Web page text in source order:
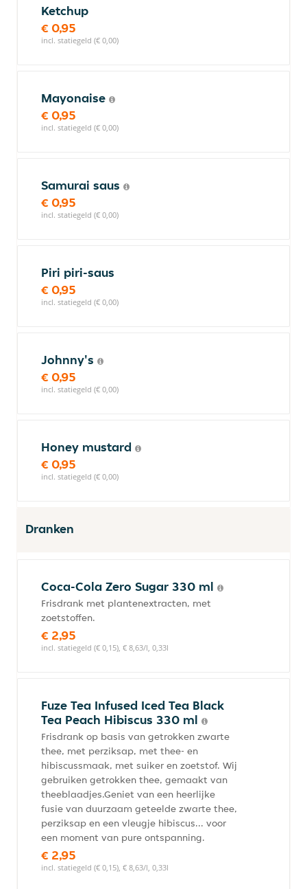
Ketchup
€ 0,95
incl. statiegeld (€ 0,00)
Mayonaise
€ 0,95
incl. statiegeld (€ 0,00)
Samurai saus
€ 0,95
incl. statiegeld (€ 0,00)
Piri piri-saus
€ 0,95
incl. statiegeld (€ 0,00)
Johnny's
€ 0,95
incl. statiegeld (€ 0,00)
Honey mustard
€ 0,95
incl. statiegeld (€ 0,00)
Dranken
Coca-Cola Zero Sugar 330 ml
Frisdrank met plantenextracten, met
zoetstoffen.
€ 2,95
incl. statiegeld (€ 0,15), € 8,63/l, 0,33l
Fuze Tea Infused Iced Tea Black
Tea Peach Hibiscus 330 ml
Frisdrank op basis van getrokken zwarte
thee, met perziksap, met thee- en
hibiscussmaak, met suiker en zoetstof. Wij
gebruiken getrokken thee, gemaakt van
theeblaadjes.Geniet van een heerlijke
fusie van duurzaam geteelde zwarte thee,
perziksap en een vleugje hibiscus... voor
een moment van pure ontspanning.
€ 2,95
incl. statiegeld (€ 0,15), € 8,63/l, 0,33l